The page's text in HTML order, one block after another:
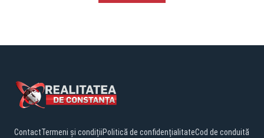
ContactTermeni și condițiiPolitică de confidențialitateCod de conduită